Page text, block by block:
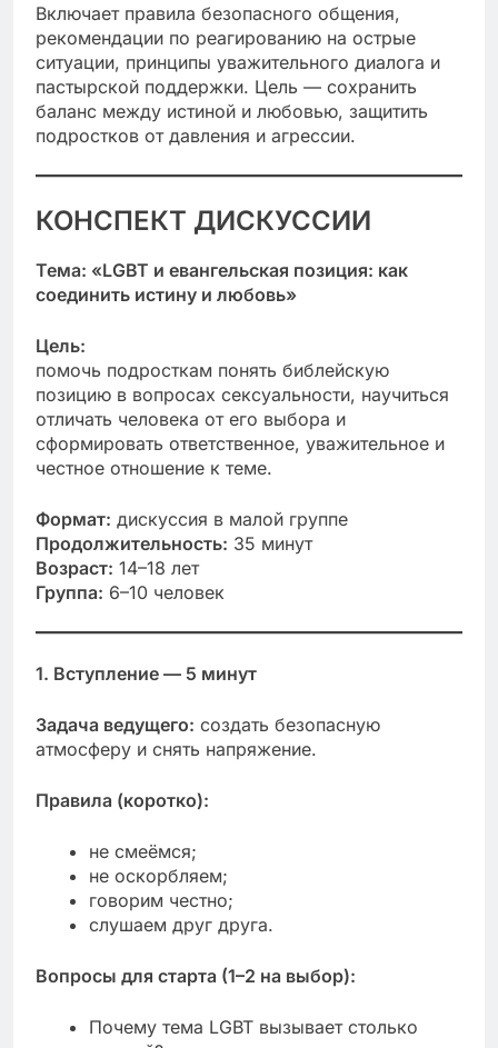
Включает правила безопасного общения,
рекомендации по реагированию на острые
ситуации, принципы уважительного диалога и
пастырской поддержки. Цель — сохранить
баланс между истиной и любовью, защитить
подростков от давления и агрессии.
КОНСПЕКТ ДИСКУССИИ
Тема: «LGBT и евангельская позиция: как
соединить истину и любовь»
Цель:
помочь подросткам понять библейскую
позицию в вопросах сексуальности, научиться
отличать человека от его выбора и
сформировать ответственное, уважительное и
честное отношение к теме.
Формат: дискуссия в малой группе
Продолжительность: 35 минут
Возраст: 14–18 лет
Группа: 6–10 человек
1. Вступление — 5 минут
Задача ведущего: создать безопасную
атмосферу и снять напряжение.
Правила (коротко):
не смеёмся;
не оскорбляем;
говорим честно;
слушаем друг друга.
Вопросы для старта (1–2 на выбор):
Почему тема LGBT вызывает столько